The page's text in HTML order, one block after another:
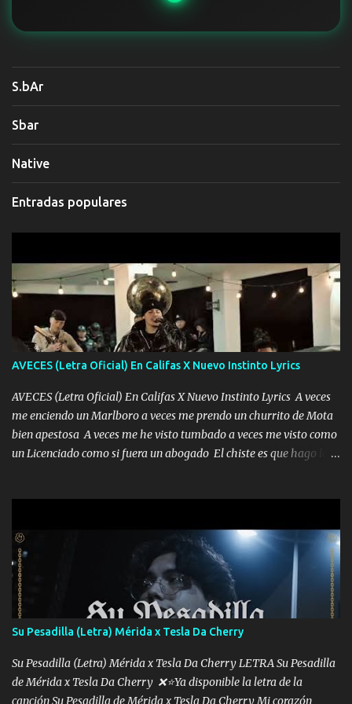
S.bAr
Sbar
Native
Entradas populares
AVECES (Letra Oficial) En Califas X Nuevo Instinto Lyrics
AVECES (Letra Oficial) En Califas X Nuevo Instinto Lyrics A veces
me enciendo un Marlboro a veces me prendo un churrito de Mota
bien apestosa A veces me he visto tumbado a veces me visto como
un Licenciado como si fuera un abogado El chiste es que hago lo
corriente no quieren verte subir de level trucha mis plebes Música
A veces me pongo un sombrero a veces me ven la cachucha de lado
con la mirada siempre en alto A veces me fajó una super o a veces
me fajó una Glock siempre armado todas las generaciones yo
traigo El chiste es que hago lo que quiero pues así soy me mandó
yo tengo el control a todos yo les paro el dedo soy hocicon un
malcriado un malandrón Que Les importa no saben nada falsas
las risas las que me miran hay gente corriente no quieren ve...
Su Pesadilla (Letra) Mérida x Tesla Da Cherry
Su Pesadilla (Letra) Mérida x Tesla Da Cherry LETRA Su Pesadilla
de Mérida x Tesla Da Cherry ❌⭐Ya disponible la letra de la
canción Su Pesadilla de Mérida x Tesla Da Cherry Mi corazón